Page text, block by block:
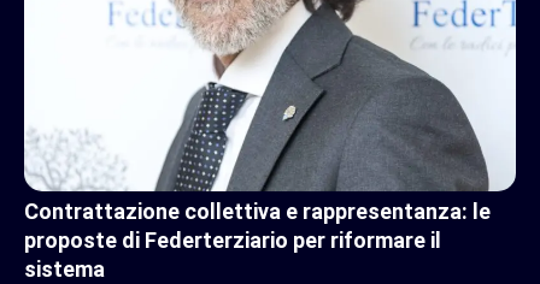
Contrattazione collettiva e rappresentanza: le
proposte di Federterziario per riformare il
sistema